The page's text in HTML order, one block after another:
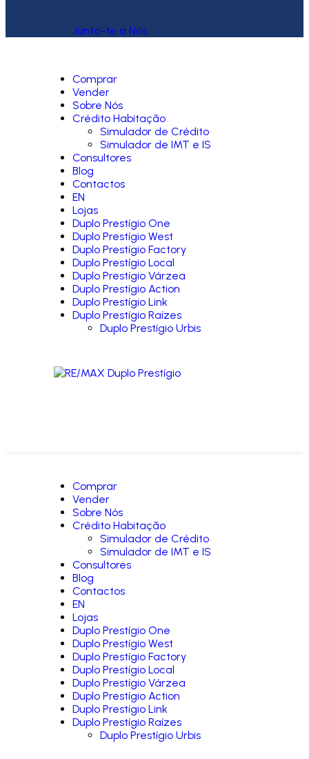
Junta-te a Nós
Comprar
Vender
Sobre Nós
Crédito Habitação
Simulador de Crédito
Simulador de IMT e IS
Consultores
Blog
Contactos
EN
Lojas
Duplo Prestígio One
Duplo Prestígio West
Duplo Prestígio Factory
Duplo Prestígio Local
Duplo Prestígio Várzea
Duplo Prestígio Action
Duplo Prestígio Link
Duplo Prestígio Raízes
Duplo Prestígio Urbis
Comprar
Vender
Sobre Nós
Crédito Habitação
Simulador de Crédito
Simulador de IMT e IS
Consultores
Blog
Contactos
EN
Lojas
Duplo Prestígio One
Duplo Prestígio West
Duplo Prestígio Factory
Duplo Prestígio Local
Duplo Prestígio Várzea
Duplo Prestígio Action
Duplo Prestígio Link
Duplo Prestígio Raízes
Duplo Prestígio Urbis